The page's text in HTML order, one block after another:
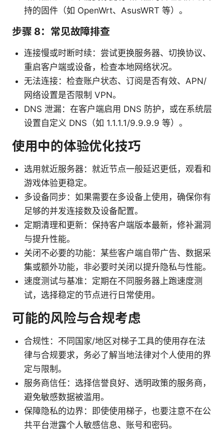
持的固件（如 OpenWrt、AsusWRT 等）。
步骤 8：常见故障排查
连接慢或时断时续：尝试更换服务器、切换协议、
重启客户端或设备，检查本地网络状况。
无法连接：检查账户状态、订阅是否有效、APN/
网络设置是否限制 VPN。
DNS 泄漏：在客户端启用 DNS 防护，或在系统层
设置自定义 DNS（如 1.1.1.1/9.9.9.9 等）。
使用中的体验优化技巧
选用就近服务器：就近节点一般延迟更低，观看和
游戏体验更稳定。
多设备同步：如果需要在多设备上使用，确保你有
足够的并发连接数及设备配置。
定期清理和更新：保持客户端版本最新，修补漏洞
与提升性能。
关闭不必要的功能：某些客户端自带广告、数据采
集或额外功能，非必要时关闭以提升隐私与性能。
速度测试与基准：定期在不同服务器上跑速度测
试，选择稳定的节点进行日常使用。
可能的风险与合规考虑
合规性：不同国家/地区对梯子工具的使用存在法
律与合规要求，务必了解当地法律对个人使用的界
定与限制。
服务商信任：选择信誉良好、透明政策的服务商，
避免敏感数据被滥用。
保障隐私的边界：即使使用梯子，也要注意不在公
共平台泄露个人敏感信息、账号和密码。